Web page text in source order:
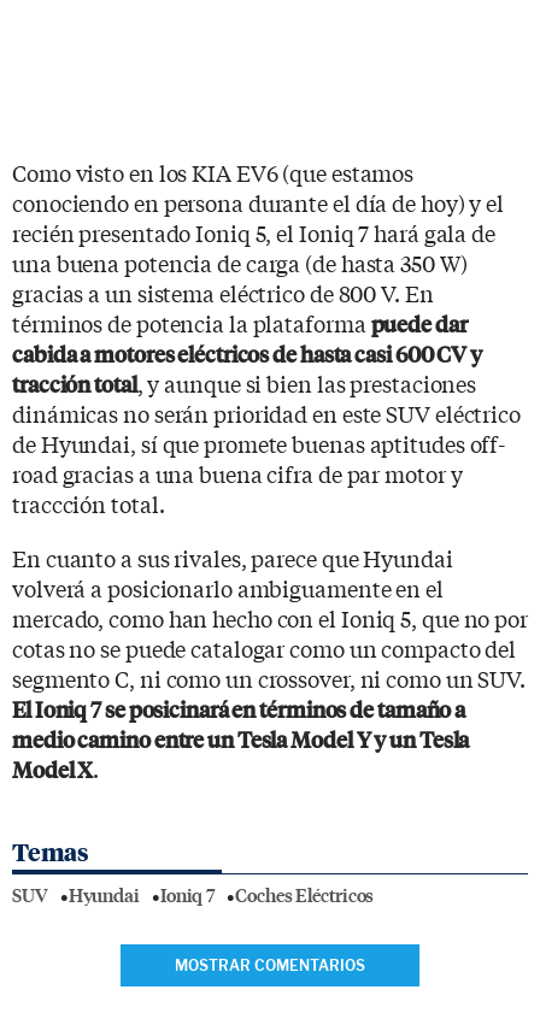
Como visto en los KIA EV6 (que estamos
conociendo en persona durante el día de hoy) y el
recién presentado Ioniq 5, el Ioniq 7 hará gala de
una buena potencia de carga (de hasta 350 W)
gracias a un sistema eléctrico de 800 V. En
términos de potencia la plataformapuede dar
cabida a motores eléctricos de hasta casi 600 CV y
tracción total, y aunque si bien las prestaciones
dinámicas no serán prioridad en este SUV eléctrico
de Hyundai, sí que promete buenas aptitudes off-
road gracias a una buena cifra de par motor y
traccción total.
En cuanto a sus rivales, parece que Hyundai
volverá a posicionarlo ambiguamente en el
mercado, como han hecho con el Ioniq 5, que no por
cotas no se puede catalogar como un compacto del
segmento C, ni como un crossover, ni como un SUV.
El Ioniq 7 se posicinará en términos de tamaño a
medio camino entre un Tesla Model Y y un Tesla
Model X.
Temas
SUV Hyundai Ioniq 7 Coches Eléctricos
MOSTRAR COMENTARIOS